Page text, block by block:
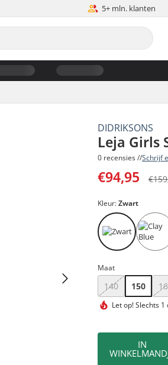
5+ mln. klanten
DIDRIKSONS
Leja Girls
0 recensies //Schrijf
€94,95
Kleur:Zwart
Maat
140 150
Let op!Slechts 1
IN